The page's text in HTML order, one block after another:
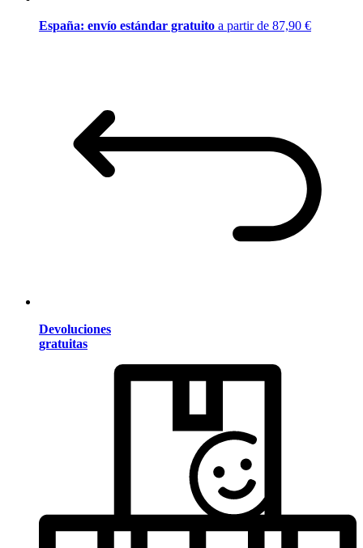
España: envío estándar gratuito a partir de 87,90 €
Devoluciones
gratuitas